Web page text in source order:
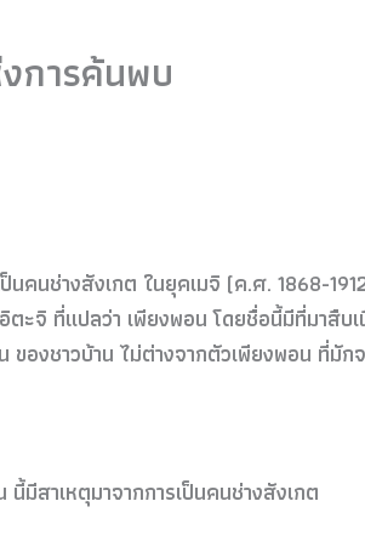
การค้นพบ
คนช่างสังเกต ในยุคเมจิ (ค.ศ. 1868-
ะจิ ที่แปลว่า เพียงพอน โดยชื่อนี้มีที่มาสืบ
งชาวบ้าน ไม่ต่างจากตัวเพียงพอน ที่มักจ
มีสาเหตุมาจากการเป็นคนช่างสังเกต